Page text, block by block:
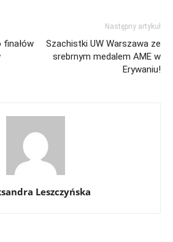
finałów
Następny artykuł
Szachistki UW Warszawa ze
srebrnym medalem AME w
Erywaniu!
Leszczyńska